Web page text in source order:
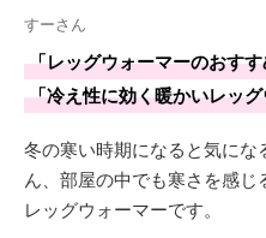
すーさん
「レッグウォーマーのおす
「冷え性に効く暖かいレッ
冬の寒い時期になると気に
ん、部屋の中でも寒さを感
レッグウォーマーです。